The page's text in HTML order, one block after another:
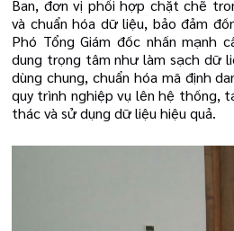
Ban, đơn vị phối hợp chặt chẽ
và chuẩn hóa dữ liệu, bảo đảm
Phó Tổng Giám đốc nhấn mạnh
dung trọng tâm như làm sạch dữ
dùng chung, chuẩn hóa mã định
quy trình nghiệp vụ lên hệ thống,
thác và sử dụng dữ liệu hiệu quả.